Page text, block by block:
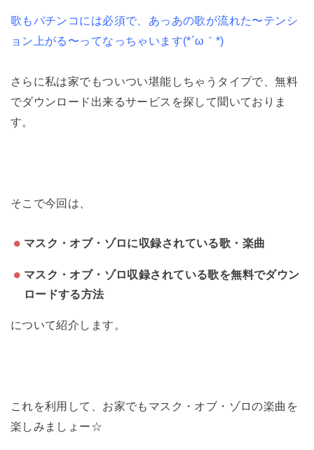
歌もパチンコには必須で、あっあの歌が流れた〜テンシ
ョン上がる〜ってなっちゃいます(*´ω｀*)
さらに私は家でもついつい堪能しちゃうタイプで、無料
でダウンロード出来るサービスを探して聞いておりま
す。
そこで今回は、
マスク・オブ・ゾロに収録されている歌・楽曲
マスク・オブ・ゾロ収録されている歌を無料でダウン
ロードする方法
について紹介します。
これを利用して、お家でもマスク・オブ・ゾロの楽曲を
楽しみましょー☆